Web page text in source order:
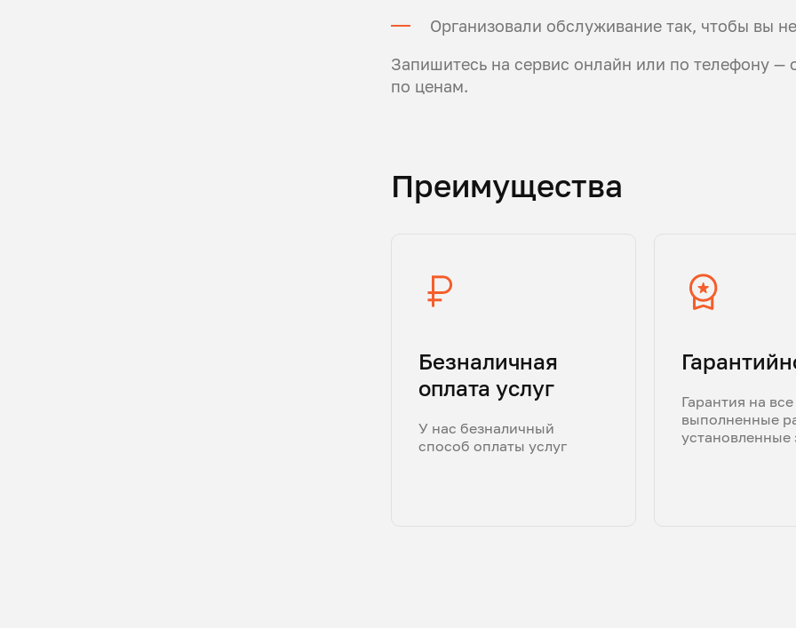
Организовали обслуживание так, чтобы вы
Запишитесь на сервис онлайн или по телефону —
по ценам.
Преимущества
Безналичная
оплата услуг
У нас безналичный
способ оплаты услуг
Гарантия на все
выполненные
установленные